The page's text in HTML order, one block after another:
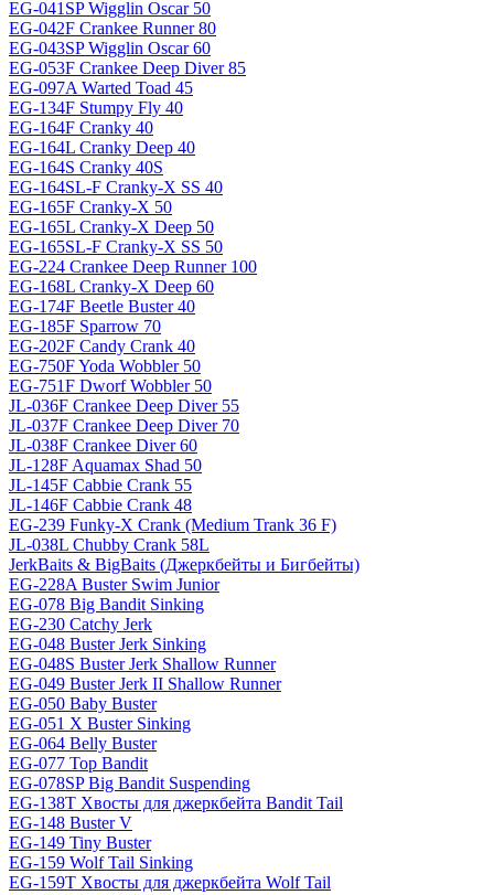
EG-041SP Wigglin Oscar 50
EG-042F Crankee Runner 80
EG-043SP Wigglin Oscar 60
EG-053F Crankee Deep Diver 85
EG-097A Warted Toad 45
EG-134F Stumpy Fly 40
EG-164F Cranky 40
EG-164L Cranky Deep 40
EG-164S Cranky 40S
EG-164SL-F Cranky-X SS 40
EG-165F Cranky-X 50
EG-165L Cranky-X Deep 50
EG-165SL-F Cranky-X SS 50
EG-224 Crankee Deep Runner 100
EG-168L Cranky-X Deep 60
EG-174F Beetle Buster 40
EG-185F Sparrow 70
EG-202F Candy Crank 40
EG-750F Yoda Wobbler 50
EG-751F Dworf Wobbler 50
JL-036F Crankee Deep Diver 55
JL-037F Crankee Deep Diver 70
JL-038F Crankee Diver 60
JL-128F Aquamax Shad 50
JL-145F Cabbie Crank 55
JL-146F Cabbie Crank 48
EG-239 Funky-X Crank (Medium Trank 36 F)
JL-038L Chubby Crank 58L
JerkBaits & BigBaits (Джеркбейты и Бигбейты)
EG-228A Buster Swim Junior
EG-078 Big Bandit Sinking
EG-230 Catchy Jerk
EG-048 Buster Jerk Sinking
EG-048S Buster Jerk Shallow Runner
EG-049 Buster Jerk II Shallow Runner
EG-050 Baby Buster
EG-051 X Buster Sinking
EG-064 Belly Buster
EG-077 Top Bandit
EG-078SP Big Bandit Suspending
EG-138T Хвосты для джеркбейта Bandit Tail
EG-148 Buster V
EG-149 Tiny Buster
EG-159 Wolf Tail Sinking
EG-159T Хвосты для джеркбейта Wolf Tail